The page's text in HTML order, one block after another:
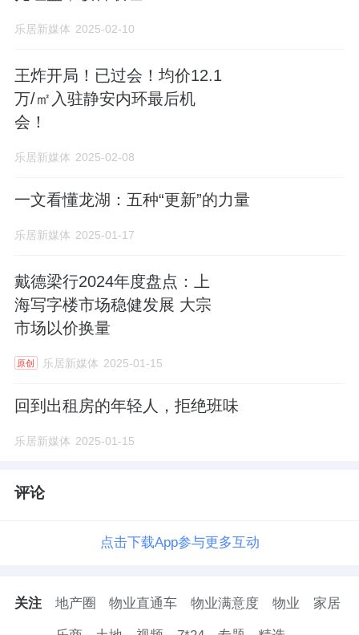
乐居新媒体 2025-02-10
王炸开局！已过会！均价12.1
万/㎡入驻静安内环最后机
会！
乐居新媒体 2025-02-08
一文看懂龙湖：五种“更新”的力量
乐居新媒体 2025-01-17
戴德梁行2024年度盘点：上
海写字楼市场稳健发展 大宗
市场以价换量
原创 乐居新媒体 2025-01-15
回到出租房的年轻人，拒绝班味
乐居新媒体 2025-01-15
评论
点击下载App参与更多互动
关注 地产圈 物业直通车 物业满意度 物业 家居